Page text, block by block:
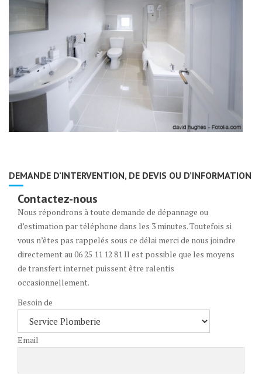
DEMANDE D’INTERVENTION, DE DEVIS OU D’INFORMATION
Contactez-nous
Nous répondrons à toute demande de dépannage ou
d’estimation par téléphone dans les 3 minutes. Toutefois si
vous n’êtes pas rappelés sous ce délai merci de nous joindre
directement au 06 25 11 12 81 Il est possible que les moyens
de transfert internet puissent être ralentis
occasionnellement.
Besoin de
Email